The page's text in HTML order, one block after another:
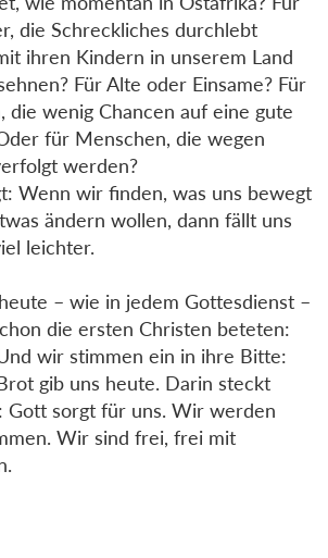
die Schreckliches durchlebt
ihren Kindern in unserem Land
Für Alte oder Einsame? Für
die wenig Chancen auf eine gute
für Menschen, die wegen
werden?
Wenn wir finden, was uns bewegt
ändern wollen, dann fällt uns
leichter.
– wie in jedem Gottesdienst –
die ersten Christen beteten:
wir stimmen ein in ihre Bitte:
gib uns heute. Darin steckt
Gott sorgt für uns. Wir werden
Wir sind frei, frei mit